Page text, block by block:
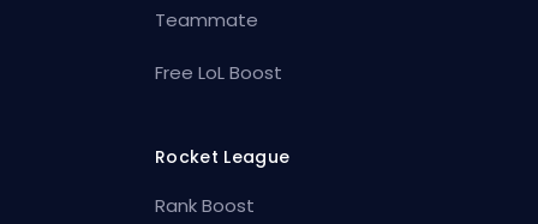
Teammate
Free LoL Boost
Rocket League
Rank Boost